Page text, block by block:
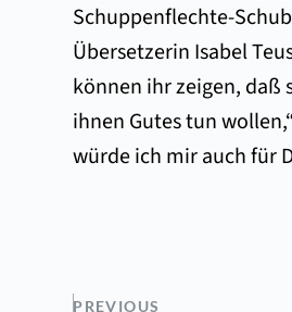
Schuppenflechte-
Übersetzerin Isabel
können ihr zeigen, daß
ihnen Gutes tun
würde ich mir auch für
PREVIOUS